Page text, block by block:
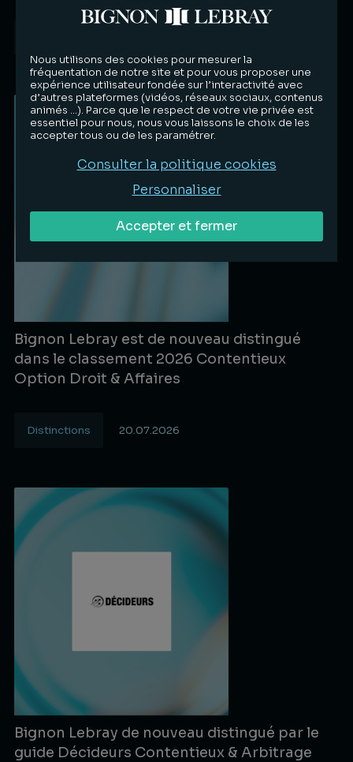
Lire la suite
Bignon Lebray est de nouveau distingué
dans le classement 2026 Contentieux
Option Droit & Affaires
Distinctions 20.07.2026
Bignon Lebray de nouveau distingué par le
guide Décideurs Contentieux & Arbitrage
Nous utilisons des cookies pour mesurer la
fréquentation de notre site et pour vous proposer une
expérience utilisateur fondée sur l’interactivité avec
d’autres plateformes (vidéos, réseaux sociaux, contenus
animés …). Parce que le respect de votre vie privée est
essentiel pour nous, nous vous laissons le choix de les
accepter tous ou de les paramétrer.
Consulter la politique cookies
Personnaliser
Accepter et fermer